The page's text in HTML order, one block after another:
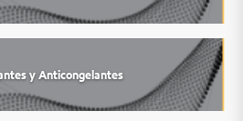
y Anticongelantes